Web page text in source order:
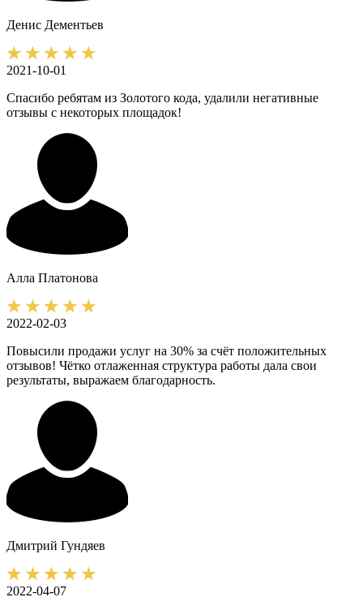
Денис Дементьев
2021-10-01
Спасибо ребятам из Золотого кода, удалили негативные
отзывы с некоторых площадок!
Алла Платонова
2022-02-03
Повысили продажи услуг на 30% за счёт положительных
отзывов! Чётко отлаженная структура работы дала свои
результаты, выражаем благодарность.
Дмитрий Гундяев
2022-04-07